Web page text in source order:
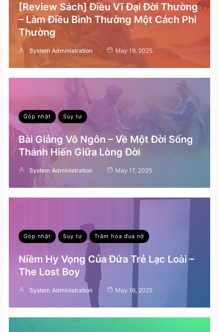
[Review Sách] Điều Vĩ Đại Đời Thường
– Làm Điều Bình Thường Một Cách Phi
Thường
System Administration May 19, 2025
Góp nhặt Suy tư
Bài Giảng Vô Ngôn – Về Một Đời Sống
Thánh Hiến Giữa Lòng Đời
System Administration May 17, 2025
Góp nhặt Suy tư Trăm hoa đua nở
Niềm Hy Vọng Của Đứa Trẻ Lạc Loài –
The Lost Boy
System Administration May 16, 2025